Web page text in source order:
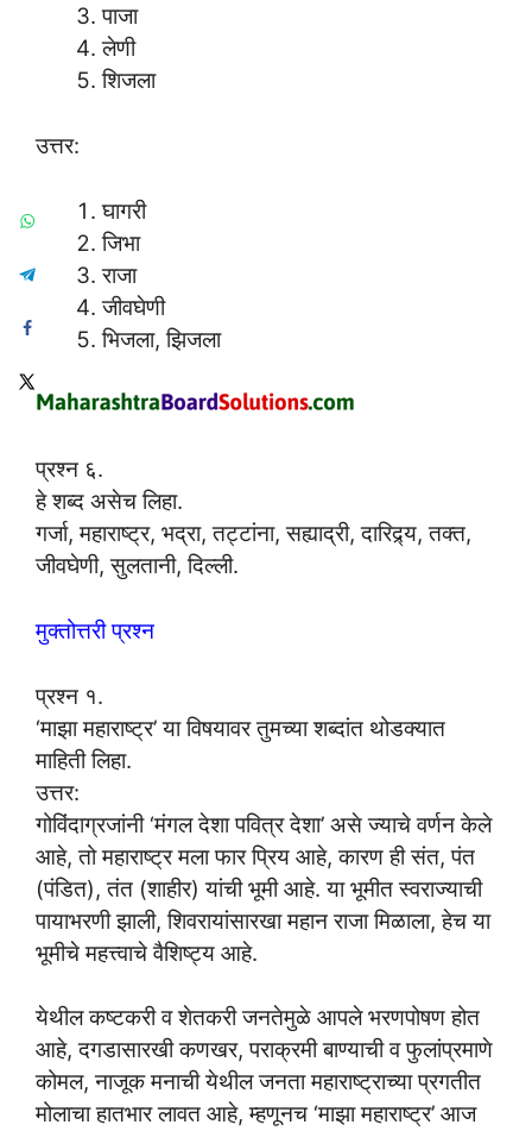
पाजा
लेणी
शिजला
उत्तर:
घागरी
जिभा
राजा
जीवघेणी
भिजला, झिजला
प्रश्न ६.
हे शब्द असेच लिहा.
गर्जा, महाराष्ट्र, भद्रा, तट्टांना, सह्याद्री, दारिद्र्य, तक्त,
जीवघेणी, सुलतानी, दिल्ली.
मुक्तोत्तरी प्रश्न
प्रश्न १.
‘माझा महाराष्ट्र’ या विषयावर तुमच्या शब्दांत थोडक्यात
माहिती लिहा.
उत्तर:
गोविंदाग्रजांनी ‘मंगल देशा पवित्र देशा’ असे ज्याचे वर्णन केले
आहे, तो महाराष्ट्र मला फार प्रिय आहे, कारण ही संत, पंत
(पंडित), तंत (शाहीर) यांची भूमी आहे. या भूमीत स्वराज्याची
पायाभरणी झाली, शिवरायांसारखा महान राजा मिळाला, हेच या
भूमीचे महत्त्वाचे वैशिष्ट्य आहे.
येथील कष्टकरी व शेतकरी जनतेमुळे आपले भरणपोषण होत
आहे, दगडासारखी कणखर, पराक्रमी बाण्याची व फुलांप्रमाणे
कोमल, नाजूक मनाची येथील जनता महाराष्ट्राच्या प्रगतीत
मोलाचा हातभार लावत आहे, म्हणूनच ‘माझा महाराष्ट्र’ आज